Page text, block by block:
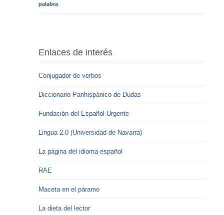
palabra
Enlaces de interés
Conjugador de verbos
Diccionario Panhispánico de Dudas
Fundación del Español Urgente
Lingua 2.0 (Universidad de Navarra)
La página del idioma español
RAE
Maceta en el páramo
La dieta del lector